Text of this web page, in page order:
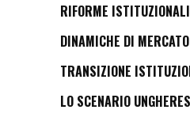
RIFORME
DINAMICHE DI
TRANSIZIONE
LO SCENARIO